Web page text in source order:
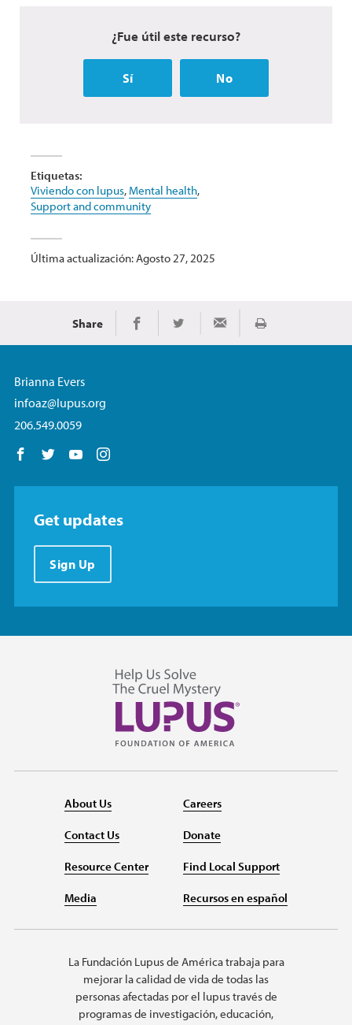
¿Fue útil este recurso?
Sí No
Etiquetas:
Viviendo con lupus, Mental health,
Support and community
Última actualización: Agosto 27, 2025
Share Share on Facebook
Share on TwitterShare via EmailImprimir
Brianna Evers
infoaz@lupus.org
206.549.0059
Follow us on Facebook
Follow us on Twitter
Follow us on YouTube
Get updates
Sign Up
About Us
Contact Us
Resource Center
Media
Careers
Donate
Find Local Support
Recursos en español
La Fundación Lupus de América trabaja para
mejorar la calidad de vida de todas las
personas afectadas por el lupus través de
programas de investigación, educación,